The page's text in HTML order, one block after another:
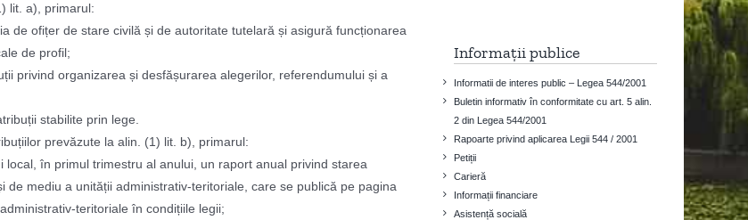
lit. a), primarul:
de ofițer de stare civilă și de autoritate tutelară și asigură funcționarea
de profil;
privind organizarea și desfășurarea alegerilor, referendumului și a
stabilite prin lege.
prevăzute la alin. (1) lit. b), primarul:
local, în primul trimestru al anului, un raport anual privind starea
de mediu a unității administrativ-teritoriale, care se publică pe pagina
teritoriale în condițiile legii;
Informații publice
Informatii de interes public – Legea 544/2001
Buletin informativ în conformitate cu art. 5 alin.
2 din Legea 544/2001
Rapoarte privind aplicarea Legii 544 / 2001
Petiții
Carieră
Informații financiare
Asistență socială